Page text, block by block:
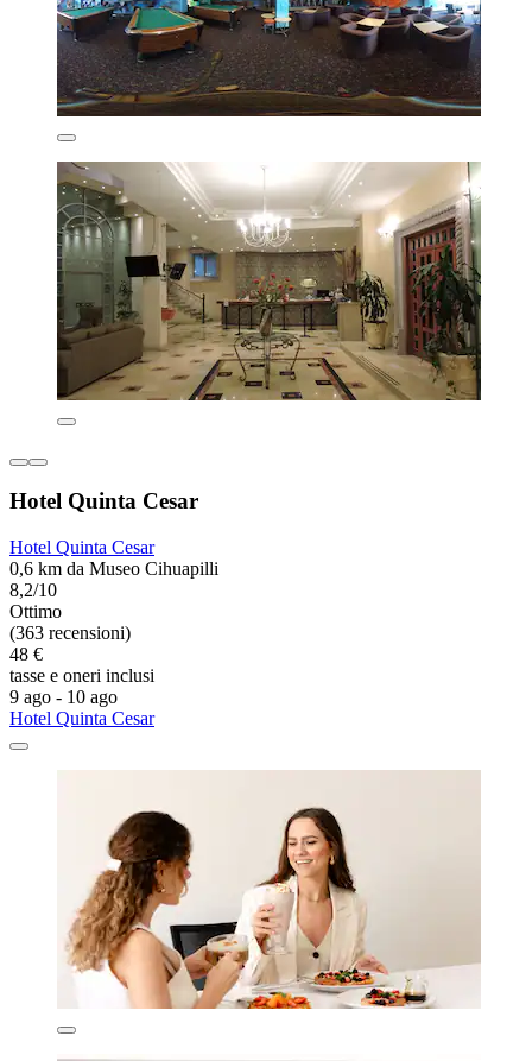
Hotel Quinta Cesar
Hotel Quinta Cesar
0,6 km da Museo Cihuapilli
8,2/10
Ottimo
(363 recensioni)
48 €
tasse e oneri inclusi
9 ago - 10 ago
Hotel Quinta Cesar